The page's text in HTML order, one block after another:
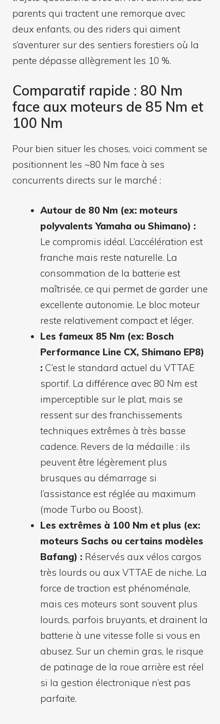
parents qui tractent une remorque avec
deux enfants, ou des riders qui aiment
s’aventurer sur des sentiers forestiers où la
pente dépasse allègrement les 10 %.
Comparatif rapide : 80 Nm
face aux moteurs de 85 Nm et
100 Nm
Pour bien situer les choses, voici comment se
positionnent les ~80 Nm face à ses
concurrents directs sur le marché :
Autour de 80 Nm (ex: moteurs
polyvalents Yamaha ou Shimano) :
Le compromis idéal. L’accélération est
franche mais reste naturelle. La
consommation de la batterie est
maîtrisée, ce qui permet de garder une
excellente autonomie. Le bloc moteur
reste relativement compact et léger.
Les fameux 85 Nm (ex: Bosch
Performance Line CX, Shimano EP8)
: C’est le standard actuel du VTTAE
sportif. La différence avec 80 Nm est
imperceptible sur le plat, mais se
ressent sur des franchissements
techniques extrêmes à très basse
cadence. Revers de la médaille : ils
peuvent être légèrement plus
brusques au démarrage si
l’assistance est réglée au maximum
(mode Turbo ou Boost).
Les extrêmes à 100 Nm et plus (ex:
moteurs Sachs ou certains modèles
Bafang) : Réservés aux vélos cargos
très lourds ou aux VTTAE de niche. La
force de traction est phénoménale,
mais ces moteurs sont souvent plus
lourds, parfois bruyants, et drainent la
batterie à une vitesse folle si vous en
abusez. Sur un chemin gras, le risque
de patinage de la roue arrière est réel
si la gestion électronique n’est pas
parfaite.